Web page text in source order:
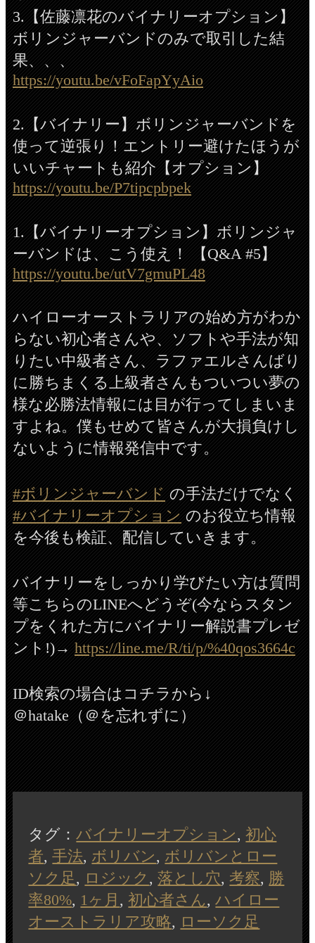
3.【佐藤凛花のバイナリーオプション】
ボリンジャーバンドのみで取引した結
果、、、
https://youtu.be/vFoFapYyAio
2.【バイナリー】ボリンジャーバンドを
使って逆張り！エントリー避けたほうが
いいチャートも紹介【オプション】
https://youtu.be/P7tipcpbpek
1.【バイナリーオプション】ボリンジャ
ーバンドは、こう使え！ 【Q&A #5】
https://youtu.be/utV7gmuPL48
ハイローオーストラリアの始め方がわか
らない初心者さんや、ソフトや手法が知
りたい中級者さん、ラファエルさんばり
に勝ちまくる上級者さんもついつい夢の
様な必勝法情報には目が行ってしまいま
すよね。僕もせめて皆さんが大損負けし
ないように情報発信中です。
#ボリンジャーバンドの手法だけでなく
#バイナリーオプションのお役立ち情報
を今後も検証、配信していきます。
バイナリーをしっかり学びたい方は質問
等こちらのLINEへどうぞ(今ならスタン
プをくれた方にバイナリー解説書プレゼ
ント!)→https://line.me/R/ti/p/%40qos3664c
ID検索の場合はコチラから↓
＠hatake（＠を忘れずに）
タグ：バイナリーオプション,初心
者,手法, ボリバン, ボリバンとロー
ソク足, ロジック ,落とし穴,考察, 勝
率80%, 1ヶ月 ,初心者さん,ハイロー
オーストラリア攻略, ローソク足